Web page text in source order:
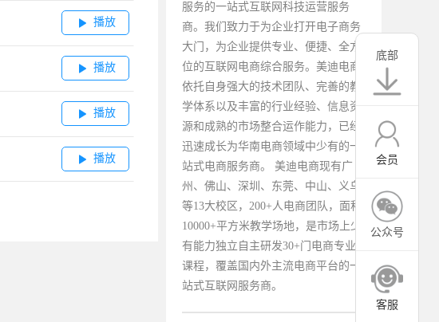
底部
会员
公众号
客服
 播放
 播放
 播放
 播放
服务的一站式互联网科技运营服务
商。我们致力于为企业打开电子商务
大门，为企业提供专业、便捷、全方
位的互联网电商综合服务。美迪电商
依托自身强大的技术团队、完善的教
学体系以及丰富的行业经验、信息资
源和成熟的市场整合运作能力，已经
迅速成长为华南电商领域中少有的一
站式电商服务商。 美迪电商现有广
州、佛山、深圳、东莞、中山、义乌
等13大校区，200+人电商团队，面积
10000+平方米教学场地，是市场上少
有能力独立自主研发30+门电商专业
课程，覆盖国内外主流电商平台的一
站式互联网服务商。